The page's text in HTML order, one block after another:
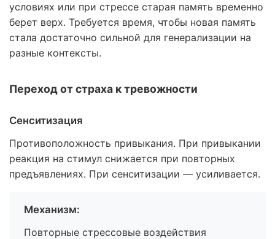
условиях или при стрессе старая память временно
берет верх. Требуется время, чтобы новая память
стала достаточно сильной для генерализации на
разные контексты.
Переход от страха к тревожности
Сенситизация
Противоположность привыкания. При привыкании
реакция на стимул снижается при повторных
предъявлениях. При сенситизации — усиливается.
Механизм:
Повторные стрессовые воздействия